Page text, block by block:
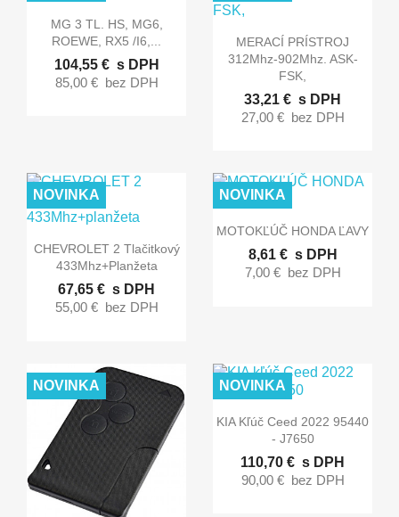
 Rýchly náhľad
MG 3 TL. HS, MG6,
ROEWE, RX5 /I6,...
104,55 € s DPH
85,00 € bez DPH
 Rýchly náhľad
MERACÍ PRÍSTROJ
312Mhz-902Mhz. ASK-
FSK,
33,21 € s DPH
27,00 € bez DPH
 Rýchly náhľad
CHEVROLET 2 Tlačitkový
433Mhz+planžeta
67,65 € s DPH
55,00 € bez DPH
NOVINKA
 Rýchly náhľad
MOTOKĽÚČ HONDA ĽAVY
8,61 € s DPH
7,00 € bez DPH
NOVINKA
NOVINKA
 Rýchly náhľad
KIA Kľúč Ceed 2022 95440
- J7650
110,70 € s DPH
90,00 € bez DPH
NOVINKA